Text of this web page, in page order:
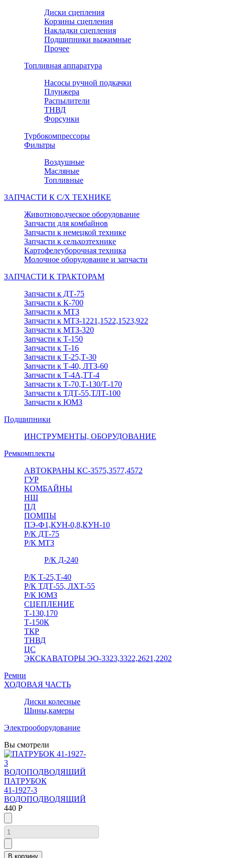
Диски сцепления
Корзины сцепления
Накладки сцепления
Подшипники выжимные
Прочее
Топливная аппаратура
Насосы ручной подкачки
Плунжера
Распылители
ТНВД
Форсунки
Турбокомпрессоры
Фильтры
Воздушные
Масляные
Топливные
ЗАПЧАСТИ К С/Х ТЕХНИКЕ
Животноводческое оборудование
Запчасти для комбайнов
Запчасти к немецкой технике
Запчасти к сельхозтехнике
Картофелеуборочная техника
Молочное оборудование и запчасти
ЗАПЧАСТИ К ТРАКТОРАМ
Запчасти к ДТ-75
Запчасти к К-700
Запчасти к МТЗ
Запчасти к МТЗ-1221,1522,1523,922
Запчасти к МТЗ-320
Запчасти к Т-150
Запчасти к Т-16
Запчасти к Т-25,Т-30
Запчасти к Т-40, ЛТЗ-60
Запчасти к Т-4А,ТТ-4
Запчасти к Т-70,Т-130/Т-170
Запчасти к ТДТ-55,ТЛТ-100
Запчасти к ЮМЗ
Подшипники
ИНСТРУМЕНТЫ, ОБОРУДОВАНИЕ
Ремкомплекты
АВТОКРАНЫ КС-3575,3577,4572
ГУР
КОМБАЙНЫ
НШ
ПД
ПОМПЫ
ПЭ-Ф1,КУН-0,8,КУН-10
Р/К ДТ-75
Р/К МТЗ
Р/К Д-240
Р/К Т-25,Т-40
Р/К ТДТ-55, ЛХТ-55
Р/К ЮМЗ
СЦЕПЛЕНИЕ
Т-130,170
Т-150К
ТКР
ТНВД
ЦС
ЭКСКАВАТОРЫ ЭО-3323,3322,2621,2202
Ремни
ХОДОВАЯ ЧАСТЬ
Диски колесные
Шины,камеры
Электрооборудование
Вы смотрели
ПАТРУБОК
41-1927-3
ВОДОПОДВОДЯЩИЙ
440 Р